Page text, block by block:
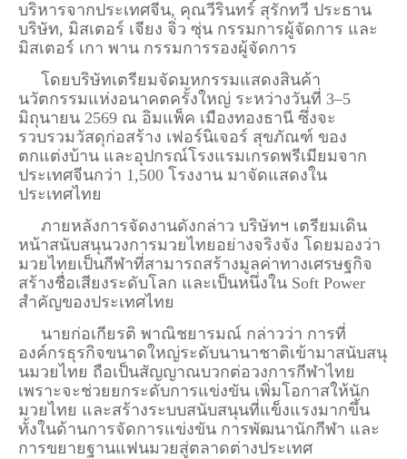
บริหารจากประเทศจีน, คุณวีรินทร์ สุรักทวี ประธาน
บริษัท, มิสเตอร์ เจียง จิ่ว ซุ่น กรรมการผู้จัดการ และ
มิสเตอร์ เกา พาน กรรมการรองผู้จัดการ
โดยบริษัทเตรียมจัดมหกรรมแสดงสินค้า
นวัตกรรมแห่งอนาคตครั้งใหญ่ ระหว่างวันที่ 3–5
มิถุนายน 2569 ณ อิมแพ็ค เมืองทองธานี ซึ่งจะ
รวบรวมวัสดุก่อสร้าง เฟอร์นิเจอร์ สุขภัณฑ์ ของ
ตกแต่งบ้าน และอุปกรณ์โรงแรมเกรดพรีเมียมจาก
ประเทศจีนกว่า 1,500 โรงงาน มาจัดแสดงใน
ประเทศไทย
ภายหลังการจัดงานดังกล่าว บริษัทฯ เตรียมเดิน
หน้าสนับสนุนวงการมวยไทยอย่างจริงจัง โดยมองว่า
มวยไทยเป็นกีฬาที่สามารถสร้างมูลค่าทางเศรษฐกิจ
สร้างชื่อเสียงระดับโลก และเป็นหนึ่งใน Soft Power
สำคัญของประเทศไทย
นายก่อเกียรติ พาณิชยารมณ์ กล่าวว่า การที่
องค์กรธุรกิจขนาดใหญ่ระดับนานาชาติเข้ามาสนับสนุ
นมวยไทย ถือเป็นสัญญาณบวกต่อวงการกีฬาไทย
เพราะจะช่วยยกระดับการแข่งขัน เพิ่มโอกาสให้นัก
มวยไทย และสร้างระบบสนับสนุนที่แข็งแรงมากขึ้น
ทั้งในด้านการจัดการแข่งขัน การพัฒนานักกีฬา และ
การขยายฐานแฟนมวยสู่ตลาดต่างประเทศ